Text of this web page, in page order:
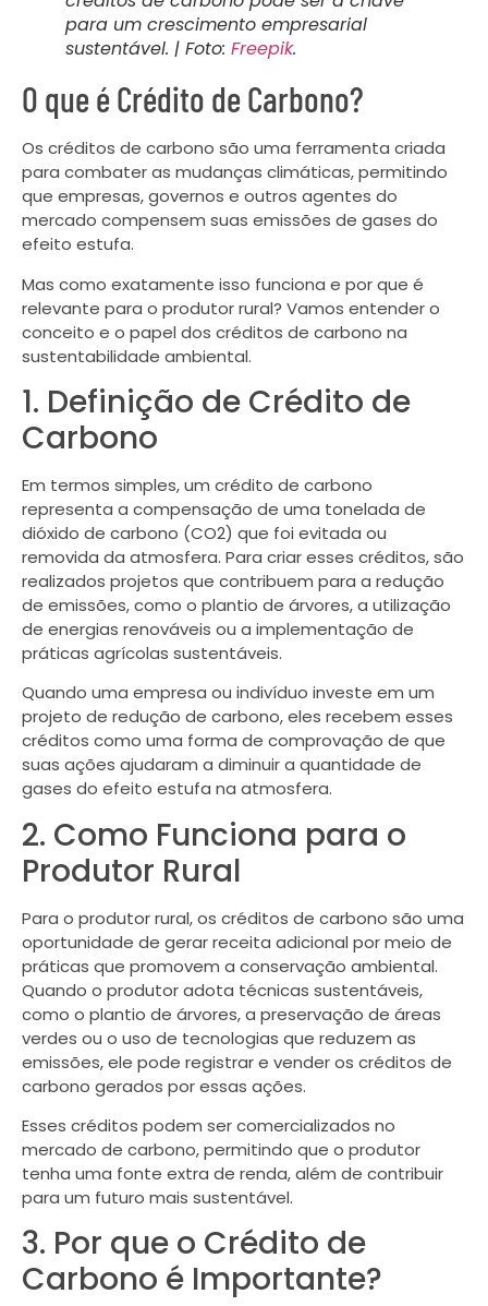
para um crescimento empresarial
sustentável. | Foto: Freepik.
O que é Crédito de Carbono?
Os créditos de carbono são uma ferramenta criada
para combater as mudanças climáticas, permitindo
que empresas, governos e outros agentes do
mercado compensem suas emissões de gases do
efeito estufa.
Mas como exatamente isso funciona e por que é
relevante para o produtor rural? Vamos entender o
conceito e o papel dos créditos de carbono na
sustentabilidade ambiental.
1. Definição de Crédito de
Carbono
Em termos simples, um crédito de carbono
representa a compensação de uma tonelada de
dióxido de carbono (CO2) que foi evitada ou
removida da atmosfera. Para criar esses créditos, são
realizados projetos que contribuem para a redução
de emissões, como o plantio de árvores, a utilização
de energias renováveis ou a implementação de
práticas agrícolas sustentáveis.
Quando uma empresa ou indivíduo investe em um
projeto de redução de carbono, eles recebem esses
créditos como uma forma de comprovação de que
suas ações ajudaram a diminuir a quantidade de
gases do efeito estufa na atmosfera.
2. Como Funciona para o
Produtor Rural
Para o produtor rural, os créditos de carbono são uma
oportunidade de gerar receita adicional por meio de
práticas que promovem a conservação ambiental.
Quando o produtor adota técnicas sustentáveis,
como o plantio de árvores, a preservação de áreas
verdes ou o uso de tecnologias que reduzem as
emissões, ele pode registrar e vender os créditos de
carbono gerados por essas ações.
Esses créditos podem ser comercializados no
mercado de carbono, permitindo que o produtor
tenha uma fonte extra de renda, além de contribuir
para um futuro mais sustentável.
3. Por que o Crédito de
Carbono é Importante?